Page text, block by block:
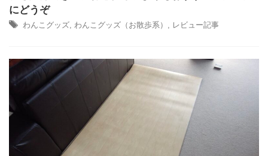
にどうぞ
わんこグッズ, わんこグッズ（お散歩系） , レビュー記事